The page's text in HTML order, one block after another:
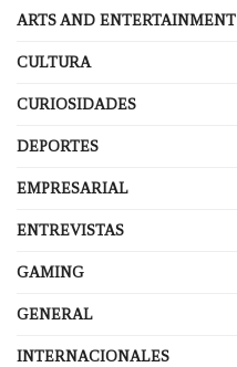
ARTS AND ENTERTAINMENT
CULTURA
CURIOSIDADES
DEPORTES
EMPRESARIAL
ENTREVISTAS
GAMING
GENERAL
INTERNACIONALES